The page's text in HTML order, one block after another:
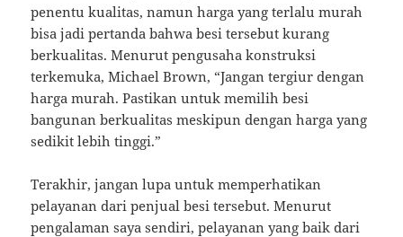
penentu kualitas, namun harga yang terlalu murah
bisa jadi pertanda bahwa besi tersebut kurang
berkualitas. Menurut pengusaha konstruksi
terkemuka, Michael Brown, “Jangan tergiur dengan
harga murah. Pastikan untuk memilih besi
bangunan berkualitas meskipun dengan harga yang
sedikit lebih tinggi.”
Terakhir, jangan lupa untuk memperhatikan
pelayanan dari penjual besi tersebut. Menurut
pengalaman saya sendiri, pelayanan yang baik dari